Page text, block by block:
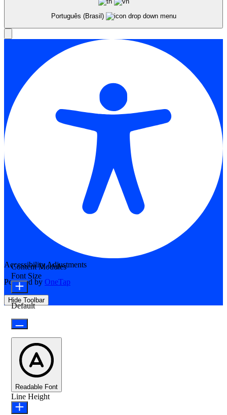
Português (Brasil)
Accessibility Adjustments
Powered by OneTap
Hide Toolbar
Content Modules
Font Size
Default
Readable Font
Line Height